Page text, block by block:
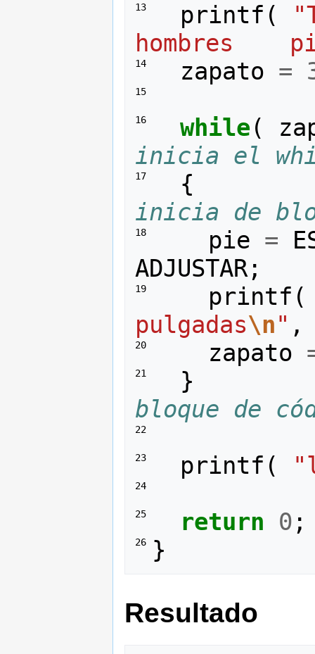
13 printf (
hombres
14 zapato =
15
16 while (
inicia el
17
{
inicia de
18 pie =
ADJUSTAR;
19 printf (
pulgadas\n" ,
20 zapato
21
}
bloque de
22
23 printf (
24
25 return 0 ;
26 }
Resultado